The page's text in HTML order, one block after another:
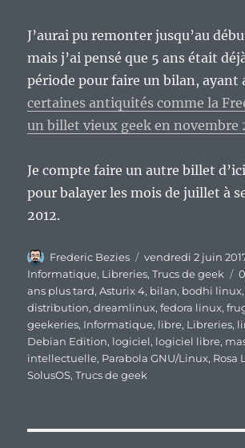
J’aurai pu remonter jusqu’au
mais j’ai pensé que 5 ans était
période pour faire un bilan, ayant
certaines antiquités comme la
un billet vieux geek en novembre
Je compte faire un autre billet
pour balayer les mois de juillet à
2012.
Auteur
Frederic Bezies
Publié
le
vendredi 2 juin
Informatique, Libreries,Trucs de geek
ans plus tard,Asturix 4, bilan, bodhi linux
distribution,dreamlinux,fedora linux,
geekeries, Informatique, libre, Libreries,
Debian Edition, logiciel, logiciel libre,
intellectuelle, Parabola GNU/Linux, Rosa
SolusOS,Trucs de geek